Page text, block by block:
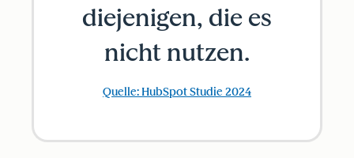
diejenigen, die es
nicht nutzen.
Quelle: HubSpot Studie 2024